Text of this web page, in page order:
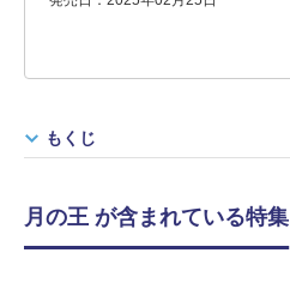
もくじ
月の王 が含まれている特集